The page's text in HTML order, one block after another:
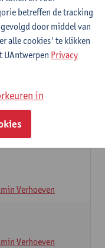
Er kan maar 1 stage-
Willems
Verhoeven
Verhoeven
betreffen de tracking
door middel van
alle cookies' te klikken
UAntwerpen Privacy
in